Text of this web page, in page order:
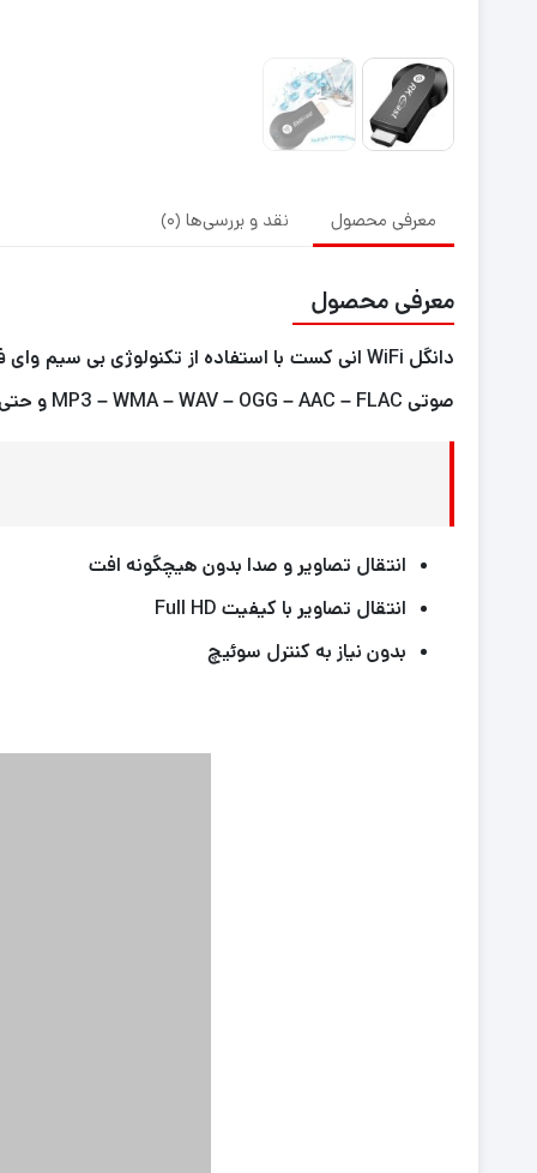
معرفی محصول نقد و بررسی‌ها (0)
معرفی محصول
صوتی MP3 – WMA – WAV – OGG – AAC – FLAC و حتی عکس‌هایی با فرمت JPG – BMP – PNG را بر روی صفحه بزرگ تلویزیون با ابعاد مختلف نمایش می دهد.
انتقال تصاویر و صدا بدون هیچگونه افت
انتقال تصاویر با کیفیت Full HD
بدون نیاز به کنترل سوئیچ